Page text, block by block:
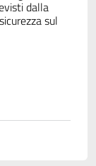
dalla
sul